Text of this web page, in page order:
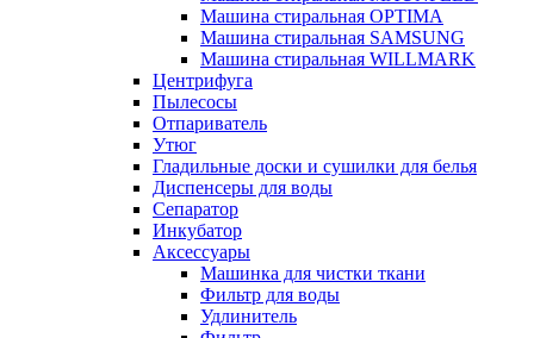
Машина стиральная OPTIMA
Машина стиральная SAMSUNG
Машина стиральная WILLMARK
Центрифуга
Пылесосы
Отпариватель
Утюг
Гладильные доски и сушилки для белья
Диспенсеры для воды
Сепаратор
Инкубатор
Аксессуары
Машинка для чистки ткани
Фильтр для воды
Удлинитель